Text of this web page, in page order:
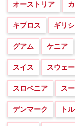
オーストリア
キプロス ギリ
グアム ケニア
スイス スウェ
スロベニア ス
デンマーク ト